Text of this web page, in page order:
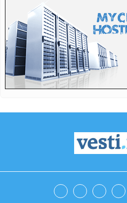
12:45:Peskov: Nema potvrde da
Ukrajini biti ...
12:45:Na konferenciji Unlockit
brži ...
12:45:Park "Miroslav Gucunja" u
rekreativn...
Dron nam daje nove i
12:45:Vučević: Zakon o upisu
Švajcarska od početka